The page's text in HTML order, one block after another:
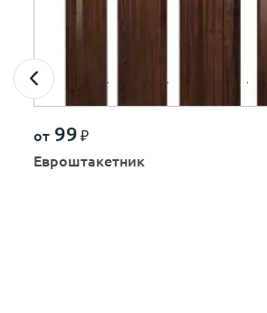
от 99 ₽
Евроштакетник